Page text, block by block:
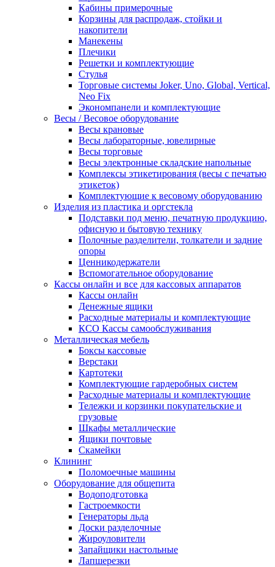
Кабины примерочные
Корзины для распродаж, стойки и
накопители
Манекены
Плечики
Решетки и комплектующие
Стулья
Торговые системы Joker, Uno, Global, Vertical,
Neo Fix
Экономпанели и комплектующие
Весы / Весовое оборудование
Весы крановые
Весы лабораторные, ювелирные
Весы торговые
Весы электронные складские напольные
Комплексы этикетирования (весы с печатью
этикеток)
Комплектующие к весовому оборудованию
Изделия из пластика и оргстекла
Подставки под меню, печатную продукцию,
офисную и бытовую технику
Полочные разделители, толкатели и задние
опоры
Ценникодержатели
Вспомогательное оборудование
Кассы онлайн и все для кассовых аппаратов
Кассы онлайн
Денежные ящики
Расходные материалы и комплектующие
КСО Кассы самообслуживания
Металлическая мебель
Боксы кассовые
Верстаки
Картотеки
Комплектующие гардеробных систем
Расходные материалы и комплектующие
Тележки и корзинки покупательские и
грузовые
Шкафы металлические
Ящики почтовые
Скамейки
Клининг
Поломоечные машины
Оборудование для общепита
Водоподготовка
Гастроемкости
Генераторы льда
Доски разделочные
Жироуловители
Запайщики настольные
Лапшерезки